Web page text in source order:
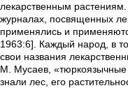
лекарственным
журналах, посвященных
применялись и
1963:6]. Каждый народ, в
свои названия
М. Мусаев,
знали лес, его